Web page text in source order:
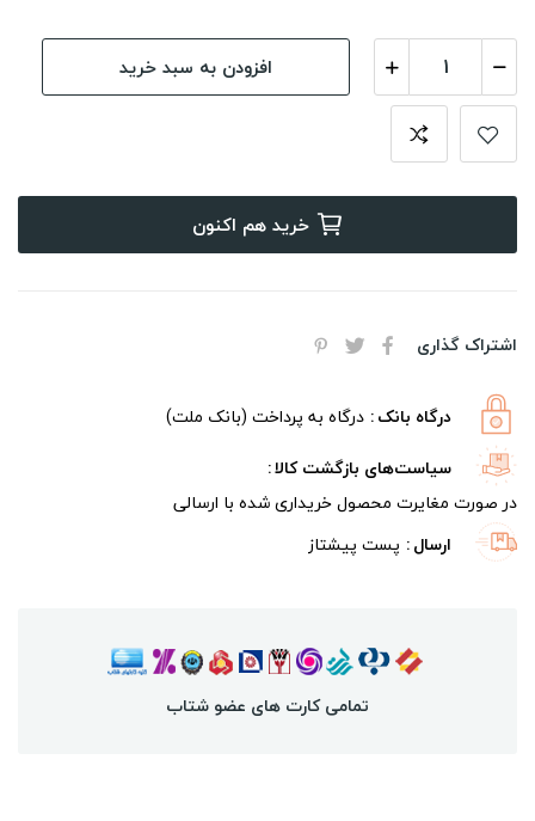
افزودن به سبد خرید
خرید هم اکنون
اشتراک گذاری
درگاه بانک درگاه به پرداخت (بانک ملت)
سیاست‌های بازگشت کالا
در صورت مغایرت محصول خریداری شده با ارسالی
ارسال پست پیشتاز
تمامی کارت های عضو شتاب